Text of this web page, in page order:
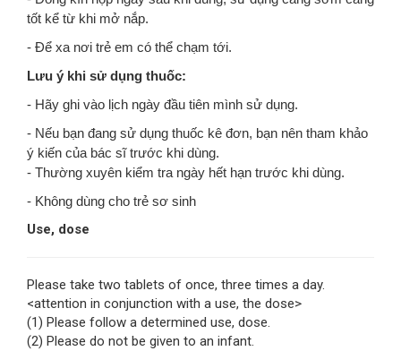
tốt kể từ khi mở nắp.
- Để xa nơi trẻ em có thể chạm tới.
Lưu ý khi sử dụng thuốc:
- Hãy ghi vào lịch ngày đầu tiên mình sử dụng.
- Nếu bạn đang sử dụng thuốc kê đơn, bạn nên tham khảo
ý kiến của bác sĩ trước khi dùng.
- Thường xuyên kiểm tra ngày hết hạn trước khi dùng.
- Không dùng cho trẻ sơ sinh
Use, dose
Please take two tablets of once, three times a day.
<attention in conjunction with a use, the dose>
(1) Please follow a determined use, dose.
(2) Please do not be given to an infant.